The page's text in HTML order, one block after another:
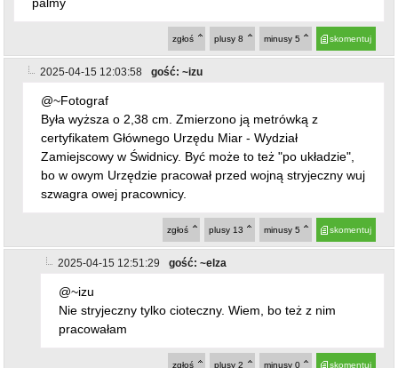
skomentuj
minusy 5
plusy 8
zgłoś
2025-04-15 12:03:58 gość: ~izu
@~Fotograf
Była wyższa o 2,38 cm. Zmierzono ją metrówką z
certyfikatem Głównego Urzędu Miar - Wydział
Zamiejscowy w Świdnicy. Być może to też "po układzie",
bo w owym Urzędzie pracował przed wojną stryjeczny wuj
szwagra owej pracownicy.
skomentuj
minusy 5
plusy 13
zgłoś
2025-04-15 12:51:29 gość: ~elza
@~izu
Nie stryjeczny tylko cioteczny. Wiem, bo też z nim
pracowałam
skomentuj
minusy 0
plusy 2
zgłoś